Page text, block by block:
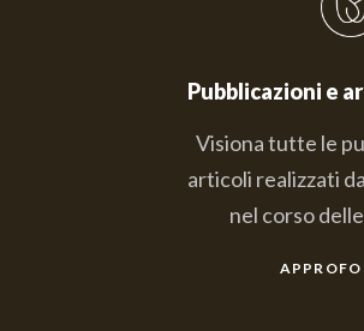
Pubblicazioni e
Visiona tutte le
articoli realizzati
nel corso